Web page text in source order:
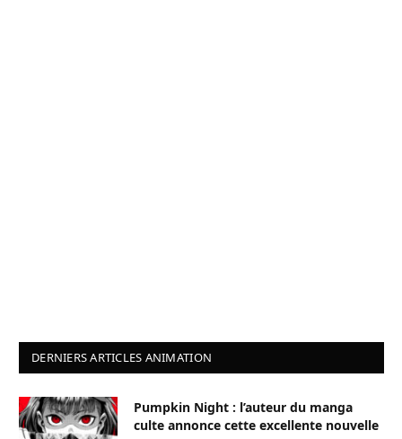
DERNIERS ARTICLES ANIMATION
Pumpkin Night : l’auteur du manga
culte annonce cette excellente nouvelle